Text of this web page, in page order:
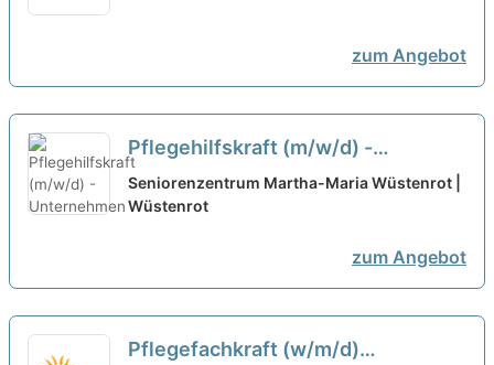
zum Angebot
Pflegehilfskraft (m/w/d) -
Unternehmen "Menschlichkeit" neu
Seniorenzentrum Martha-Maria Wüstenrot |
Wüstenrot
zum Angebot
Pflegefachkraft (w/m/d)